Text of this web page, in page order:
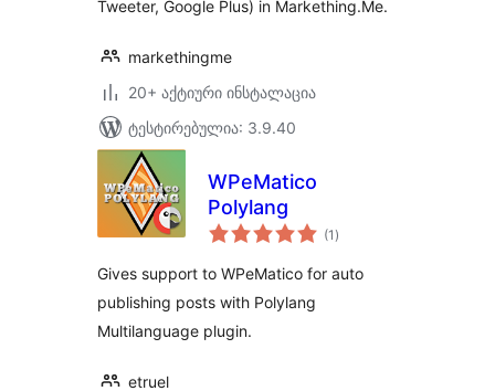
Tweeter, Google Plus) in Markething.Me.
markethingme
20+ აქტიური ინსტალაცია
ტესტირებულია: 3.9.40
WPeMatico
Polylang
(1 საერთო
რეიტინგი
)
Gives support to WPeMatico for auto
publishing posts with Polylang
Multilanguage plugin.
etruel